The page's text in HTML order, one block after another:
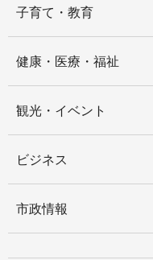
子育て・教育
健康・医療・福祉
観光・イベント
ビジネス
市政情報